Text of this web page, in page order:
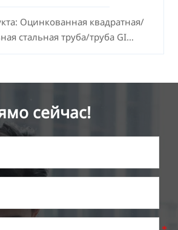
Оцинкованная квадратная/
стальная труба/труба GI
EN DIN GB ISO JIS BA ANSI и др.
сейчас!